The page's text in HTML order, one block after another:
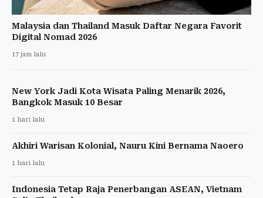
Malaysia dan Thailand Masuk Daftar Negara Favorit
Digital Nomad 2026
17 jam lalu
New York Jadi Kota Wisata Paling Menarik 2026,
Bangkok Masuk 10 Besar
1 hari lalu
Akhiri Warisan Kolonial, Nauru Kini Bernama Naoero
1 hari lalu
Indonesia Tetap Raja Penerbangan ASEAN, Vietnam